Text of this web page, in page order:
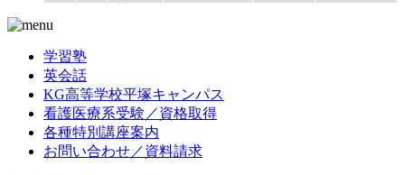
学習塾
英会話
KG高等学校平塚キャンパス
看護医療系受験／資格取得
各種特別講座案内
お問い合わせ／資料請求